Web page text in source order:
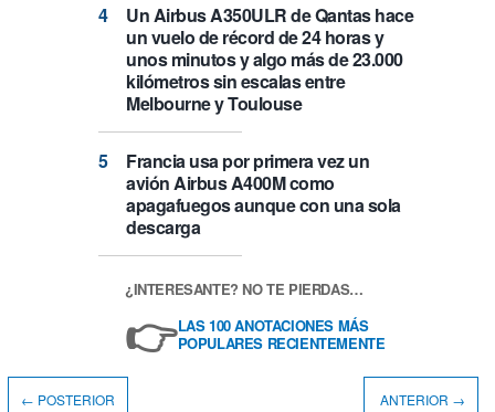
Un Airbus A350ULR de Qantas hace
un vuelo de récord de 24 horas y
unos minutos y algo más de 23.000
kilómetros sin escalas entre
Melbourne y Toulouse
Francia usa por primera vez un
avión Airbus A400M como
apagafuegos aunque con una sola
descarga
¿INTERESANTE? NO TE PIERDAS…
👉LAS 100 ANOTACIONES MÁS
POPULARES RECIENTEMENTE
← POSTERIOR ANTERIOR →